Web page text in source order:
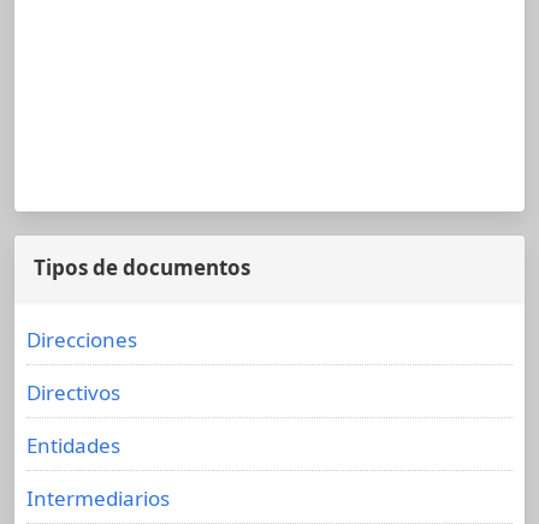
Tipos de documentos
Direcciones
Directivos
Entidades
Intermediarios